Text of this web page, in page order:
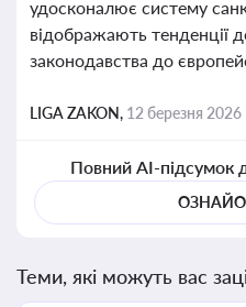
удосконалює систему
відображають тенденції
законодавства до
LIGA ZAKON, 12 березня 2026
Повний AI-підсумок
Теми, які можуть вас